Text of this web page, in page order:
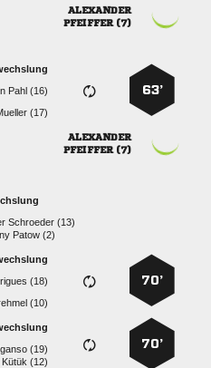

 
63’
 


 
 
 
70’


70’

